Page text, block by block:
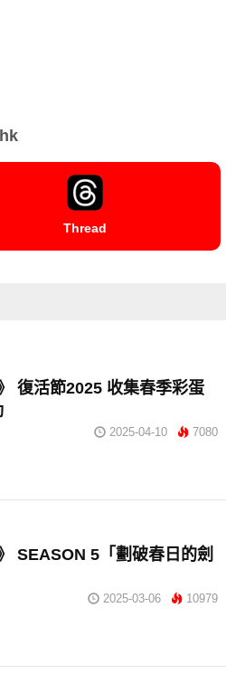
Thread
復活節2025 收集春季彩蛋
2025-04-10 7080
SEASON 5「劃破春日的劍
2025-03-06 10979